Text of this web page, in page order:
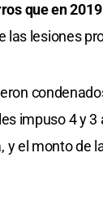
que en
las lesiones
impuso 4 y
el monto de